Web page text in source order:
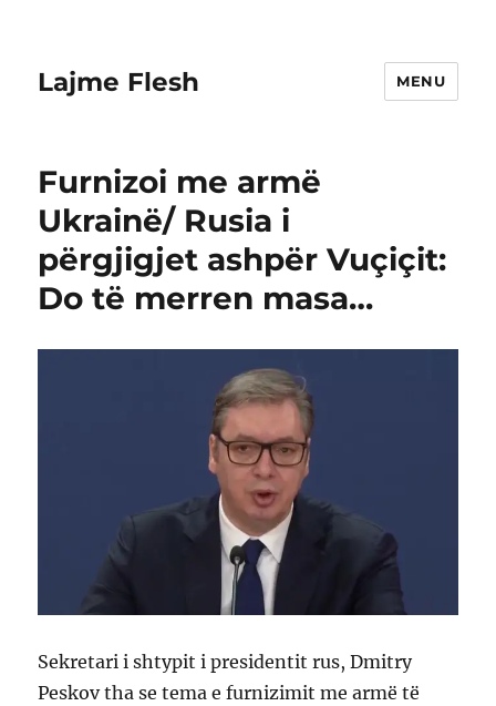
Lajme Flesh MENU
Furnizoi me armë
Ukrainë/ Rusia i
përgjigjet ashpër Vuçiçit:
Do të merren masa…
Sekretari i shtypit i presidentit rus, Dmitry
Peskov tha se tema e furnizimit me armë të